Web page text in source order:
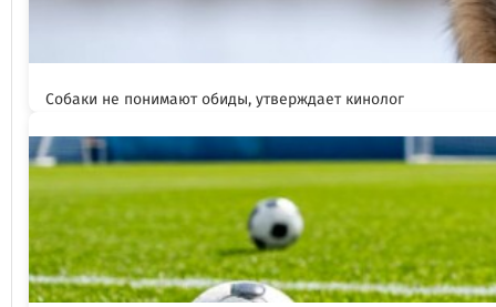
Собаки не понимают обиды, утверждает кинолог